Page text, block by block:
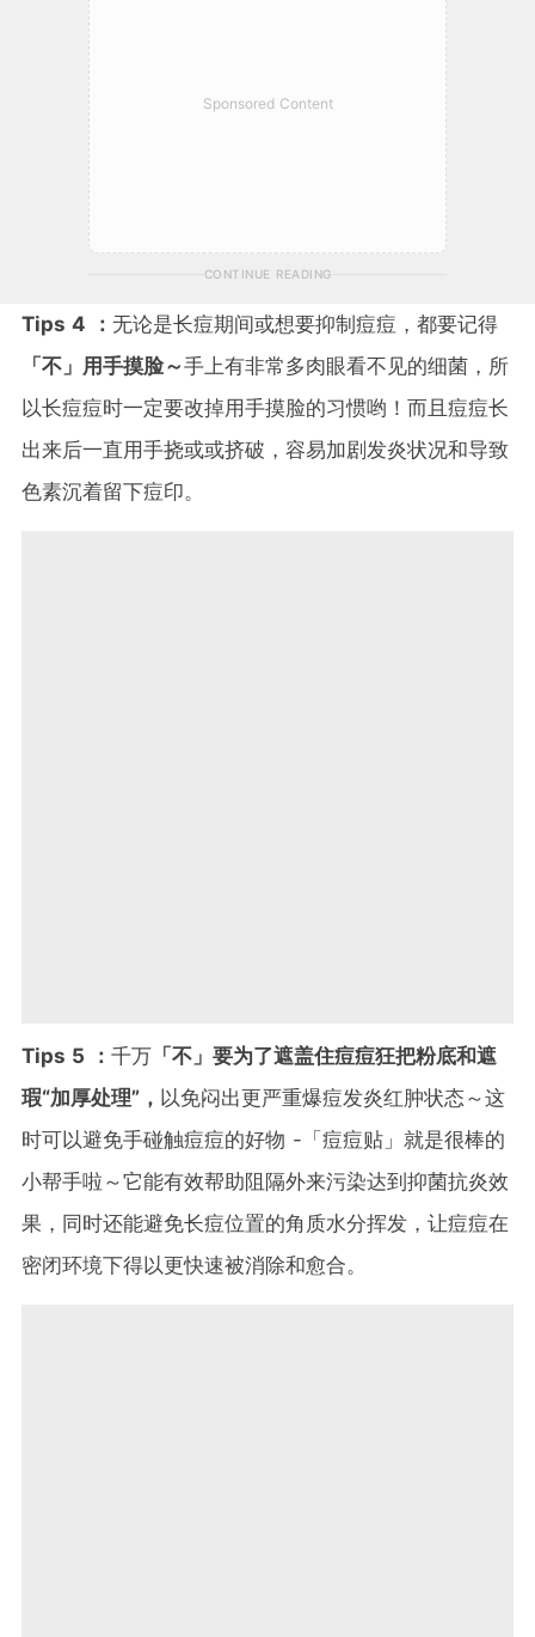
Sponsored Content
CONTINUE READING
Tips 4 ： 无论是长痘期间或想要抑制痘痘，都要记得
「不」用手摸脸～手上有非常多肉眼看不见的细菌，所
以长痘痘时一定要改掉用手摸脸的习惯哟！而且痘痘长
出来后一直用手挠或或挤破，容易加剧发炎状况和导致
色素沉着留下痘印。
Tips 5 ： 千万 「不」要为了遮盖住痘痘狂把粉底和遮
瑕“加厚处理”， 以免闷出更严重爆痘发炎红肿状态～这
时可以避免手碰触痘痘的好物 -「痘痘贴」就是很棒的
小帮手啦～它能有效帮助阻隔外来污染达到抑菌抗炎效
果，同时还能避免长痘位置的角质水分挥发，让痘痘在
密闭环境下得以更快速被消除和愈合。